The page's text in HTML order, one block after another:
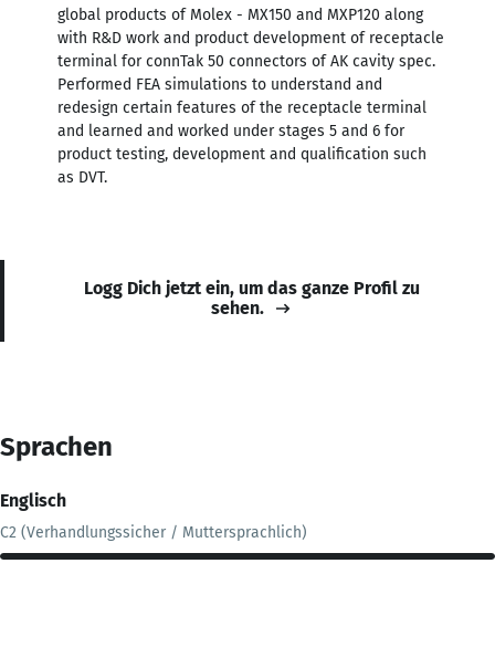
global products of Molex - MX150 and MXP120 along
with R&D work and product development of receptacle
terminal for connTak 50 connectors of AK cavity spec.
Performed FEA simulations to understand and
redesign certain features of the receptacle terminal
and learned and worked under stages 5 and 6 for
product testing, development and qualification such
as DVT.
Logg Dich jetzt ein, um das ganze Profil zu
sehen.
Sprachen
Englisch
C2 (Verhandlungssicher / Muttersprachlich)